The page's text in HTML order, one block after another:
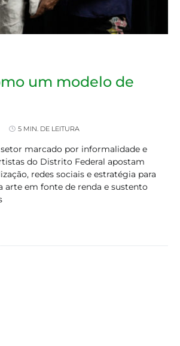
um modelo de
5 MIN. DE LEITURA
marcado por informalidade e
do Distrito Federal apostam
redes sociais e estratégia para
arte em fonte de renda e sustento